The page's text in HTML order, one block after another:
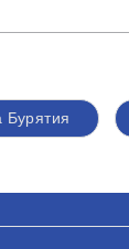
Бурятия